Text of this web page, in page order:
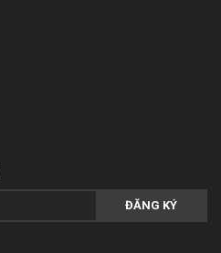
ĐĂNG KÝ